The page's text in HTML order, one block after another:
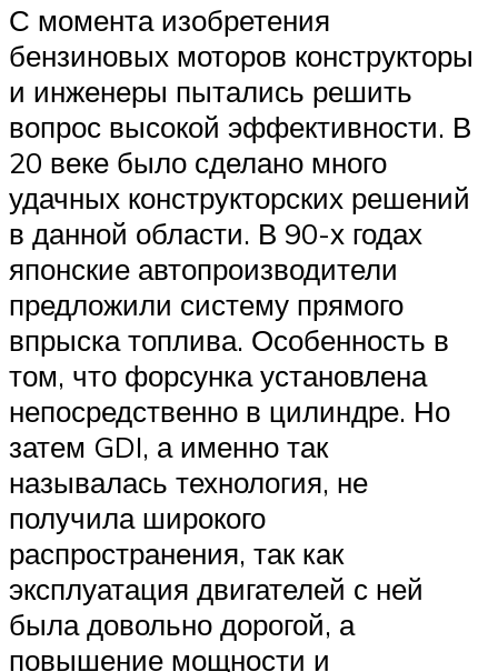
С момента изобретения
бензиновых моторов конструкторы
и инженеры пытались решить
вопрос высокой эффективности. В
20 веке было сделано много
удачных конструкторских решений
в данной области. В 90-х годах
японские автопроизводители
предложили систему прямого
впрыска топлива. Особенность в
том, что форсунка установлена
непосредственно в цилиндре. Но
затем GDI, а именно так
называлась технология, не
получила широкого
распространения, так как
эксплуатация двигателей с ней
была довольно дорогой, а
повышение мощности и